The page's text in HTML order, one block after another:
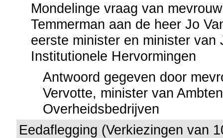
Mondelinge vraag van
Temmerman aan de heer Jo
eerste minister en minister van
Institutionele Hervormingen
Antwoord gegeven door
Vervotte, minister van
Overheidsbedrijven
Eedaflegging (Verkiezingen van